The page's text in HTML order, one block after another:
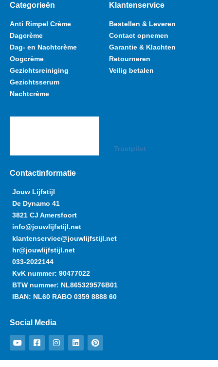
Categorieën
Anti Rimpel Crème
Dagcrème
Dag- en Nachtcrème
Oogcrème
Gezichtsreiniging
Gezichtsserum
Nachtcrème
Klantenservice
Bestellen & Leveren
Contact opnemen
Garantie & Klachten
Retourneren
Veilig betalen
Trustpilot
Contactinformatie
Jouw Lijfstijl
De Dynamo 41
3821 CJ Amersfoort
info@jouwlijfstijl.net
klantenservice@jouwlijfstijl.net
hr@jouwlijfstijl.net
033-2022144
KvK nummer: 90477022
BTW nummer: NL865329576B01
IBAN: NL60 RABO 0359 8888 60
Social Media
o
u
t
u
a
c
e
b
n
s
t
a
i
n
k
e
i
n
t
e